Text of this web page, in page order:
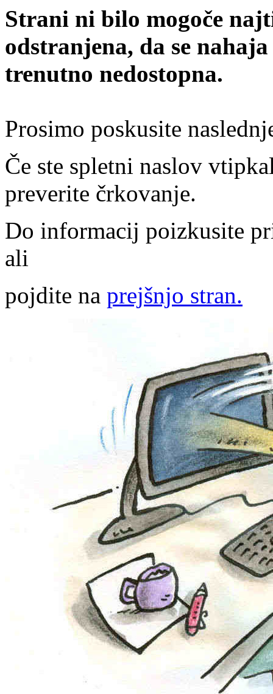
Strani ni bilo mogoče
odstranjena, da se
trenutno nedostopna.
Prosimo poskusite
Če ste spletni naslov
preverite črkovanje.
Do informacij poizkusite
ali
pojdite na prejšnjo stran.